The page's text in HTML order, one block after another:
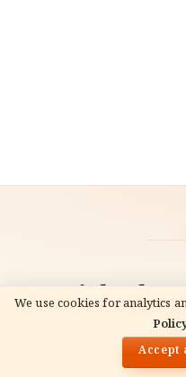
We use cookies for analytics
Accept
You might also
दिवाली / दीपावली
लक्ष्मी पूजा मुहूर्त और